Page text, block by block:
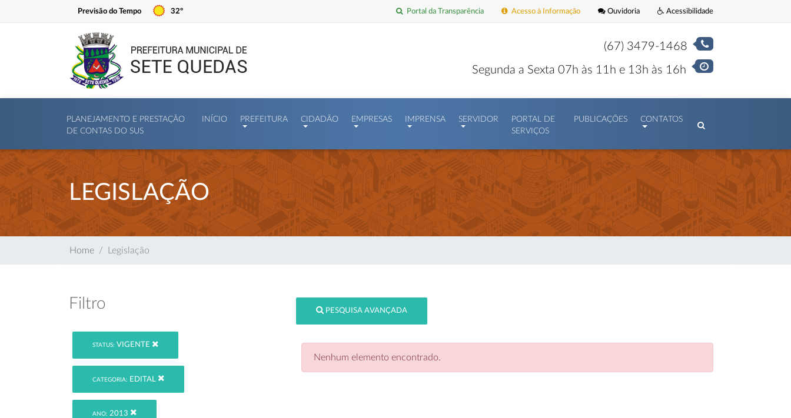
Previsão do Tempo 32º Acessibilidade
Ouvidoria
Acesso à Informação
Portal da Transparência
(67) 3479-1468
Segunda a Sexta 07h às 11h e 13h às 16h
PLANEJAMENTO E PRESTAÇÃO
DE CONTAS DO SUS
INÍCIO PREFEITURA CIDADÃO EMPRESAS IMPRENSA SERVIDOR
PORTAL DE
SERVIÇOS
PUBLICAÇÕES CONTATOS
LEGISLAÇÃO
Home Legislação
Filtro
STATUS: VIGENTE
CATEGORIA: EDITAL
ANO: 2013
PESQUISA AVANÇADA
Nenhum elemento encontrado.